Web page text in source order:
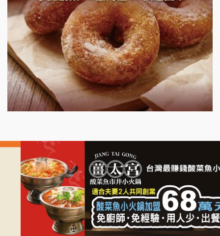
微風亭鐵板燒加盟說明會
漫步藍咖啡加盟說明會
明石章魚燒加盟說明會
出櫃加盟說明會
千香漢堡加盟說明會
拉亞漢堡加盟說明會
杜芳子古味茶鋪加盟說明會
優握握×酸奶大獅加盟說明會
冬城門加盟說明會